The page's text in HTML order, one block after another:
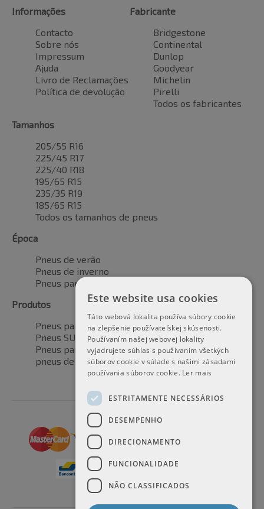
Informações
Contacto
Sobre nós
Impressum
Ajuda
Livro de Reclamações
Política de devolução
Fabricante
Bridgestone
Continental
Dunlop
Goodyear
Michelin
Pirelli
Todos os fabricantes
Tamanhos
205/55 R16
225/45 R17
225/40 R18
195/65 R15
235/35 R19
185/65 R15
Todos os tamanhos de pneus
Época
Pneus de verão
Pneus de inverno
Pneus para todas as estações
Produtos
Pneus para automóveis
Pneus SUV / 4x4
Pneus para veículos de transporte
pneus de motocicleta
Este website usa cookies
Táto webová lokalita používa súbory cookie
na zlepšenie používateľskej skúsenosti.
Používaním našej webovej lokality
vyjadrujete súhlas s používaním všetkých
súborov cookie v súlade s našimi zásadami
používania súborov cookie. Ler mais
ESTRITAMENTE NECESSÁRIOS
DESEMPENHO
DIRECIONAMENTO
FUNCIONALIDADE
NÃO CLASSIFICADOS